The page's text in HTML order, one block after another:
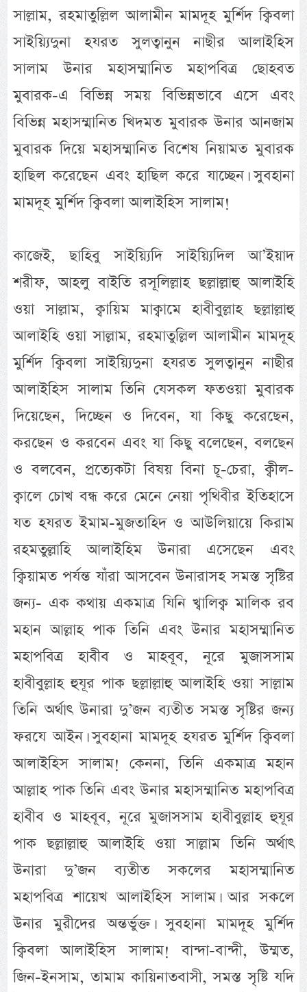
সাল্লাম, রহমাতুল্লিল আলামীন মামদূহ মুর্শিদ ক্বিবলা
সাইয়্যিদুনা হযরত সুলত্বানুন নাছীর আলাইহিস
সালাম উনার মহাসম্মানিত মহাপবিত্র ছোহবত
মুবারক-এ বিভিন্ন সময় বিভিন্নভাবে এসে এবং
বিভিন্ন মহাসম্মানিত খিদমত মুবারক উনার আনজাম
মুবারক দিয়ে মহাসম্মানিত বিশেষ নিয়ামত মুবারক
হাছিল করেছেন এবং হাছিল করে যাচ্ছেন। সুবহানা
মামদূহ মুর্শিদ ক্বিবলা আলাইহিস সালাম!
কাজেই, ছাহিবু সাইয়্যিদি সাইয়্যিদিল আ’ইয়াদ
শরীফ, আহলু বাইতি রসূলিল্লাহ ছল্লাল্লাহু আলাইহি
ওয়া সাল্লাম, ক্বায়িম মাক্বামে হাবীবুল্লাহ ছল্লাল্লাহু
আলাইহি ওয়া সাল্লাম, রহমাতুল্লিল আলামীন মামদূহ
মুর্শিদ ক্বিবলা সাইয়্যিদুনা হযরত সুলত্বানুন নাছীর
আলাইহিস সালাম তিনি যেসকল ফতওয়া মুবারক
দিয়েছেন, দিচ্ছেন ও দিবেন, যা কিছু করেছেন,
করছেন ও করবেন এবং যা কিছু বলেছেন, বলছেন
ও বলবেন, প্রত্যেকটা বিষয় বিনা চূ-চেরা, ক্বীল-
ক্বালে চোখ বন্ধ করে মেনে নেয়া পৃথিবীর ইতিহাসে
যত হযরত ইমাম-মুজতাহিদ ও আউলিয়ায়ে কিরাম
রহমতুল্লাহি আলাইহিম উনারা এসেছেন এবং
ক্বিয়ামত পর্যন্ত যাঁরা আসবেন উনারাসহ সমস্ত সৃষ্টির
জন্য- এক কথায় একমাত্র যিনি খ্বালিক্ব মালিক রব
মহান আল্লাহ পাক তিনি এবং উনার মহাসম্মানিত
মহাপবিত্র হাবীব ও মাহবূব, নূরে মুজাসসাম
হাবীবুল্লাহ হুযূর পাক ছল্লাল্লাহু আলাইহি ওয়া সাল্লাম
তিনি অর্থাৎ উনারা দু’জন ব্যতীত সমস্ত সৃষ্টির জন্য
ফরযে আইন। সুবহানা মামদূহ হযরত মুর্শিদ ক্বিবলা
আলাইহিস সালাম! কেননা, তিনি একমাত্র মহান
আল্লাহ পাক তিনি এবং উনার মহাসম্মানিত মহাপবিত্র
হাবীব ও মাহবূব, নূরে মুজাসসাম হাবীবুল্লাহ হুযূর
পাক ছল্লাল্লাহু আলাইহি ওয়া সাল্লাম তিনি অর্থাৎ
উনারা দু’জন ব্যতীত সকলের মহাসম্মানিত
মহাপবিত্র শায়েখ আলাইহিস সালাম। আর সকলে
উনার মুরীদের অন্তর্ভুক্ত। সুবহানা মামদূহ মুর্শিদ
ক্বিবলা আলাইহিস সালাম! বান্দা-বান্দী, উম্মত,
জিন-ইনসাম, তামাম কায়িনাতবাসী, সমস্ত সৃষ্টি যদি